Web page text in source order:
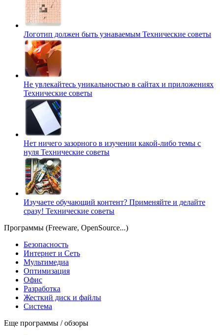
Логотип должен быть узнаваемым Технические советы
Не увлекайтесь уникальностью в сайтах и приложениях
Технические советы
Нет ничего зазорного в изучении какой-либо темы с
нуля Технические советы
Изучаете обучающий контент? Применяйте и делайте
сразу! Технические советы
Программы (Freeware, OpenSource...)
Безопасность
Интернет и Сеть
Мультимедиа
Оптимизация
Офис
Разработка
Жесткий диск и файлы
Система
Еще программы / обзоры